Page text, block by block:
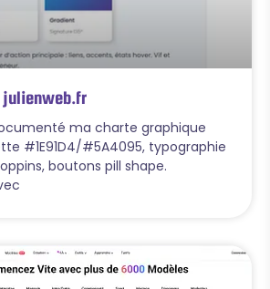
julienweb.fr
ma charte graphique
#1E91D4/#5A4095, typographie
boutons pill shape.